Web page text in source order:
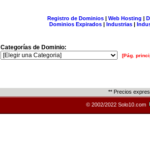
Registro de Dominios| Web Hosting |
Dominios Expirados | Industrias |
Categorías de Dominio:
[Pág.
** Precios
© 2002/2022 Solo10.com